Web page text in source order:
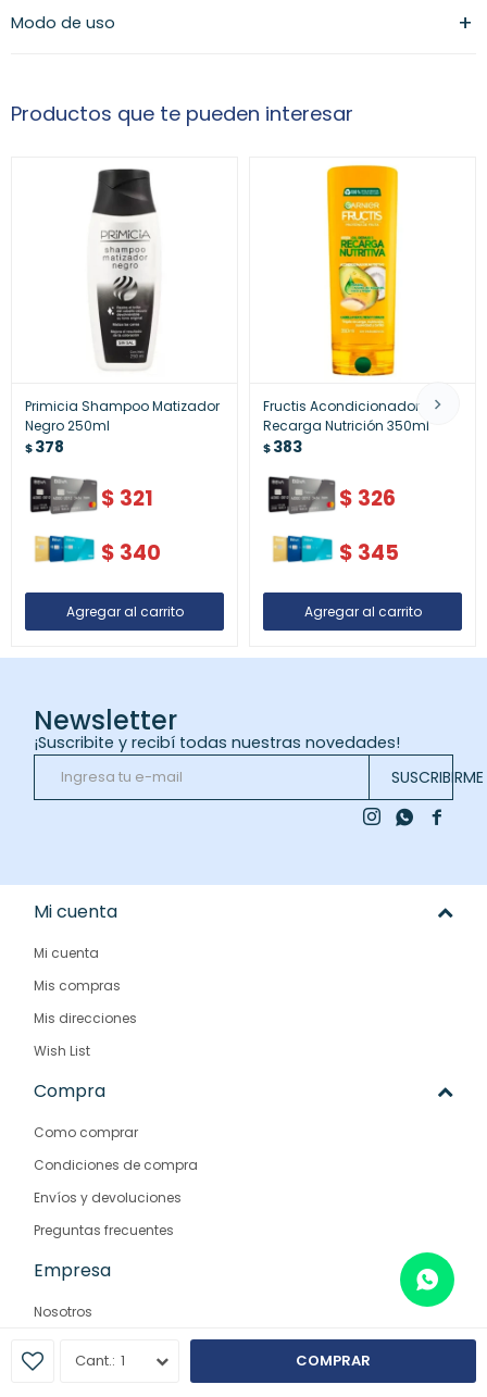
1 COMPRAR
Modo de uso
Productos que te pueden interesar
Primicia Shampoo Matizador
Negro 250ml
$378
$ 321
$ 340
Fructis Acondicionador
Recarga Nutrición 350ml
$383
$ 326
$ 345
Newsletter
¡Suscribite y recibí todas nuestras novedades!
SUSCRIBIRME

 
Mi cuenta
Mi cuenta
Mis compras
Mis direcciones
Wish List
Compra
Como comprar
Condiciones de compra
Envíos y devoluciones
Preguntas frecuentes
Empresa
Nosotros